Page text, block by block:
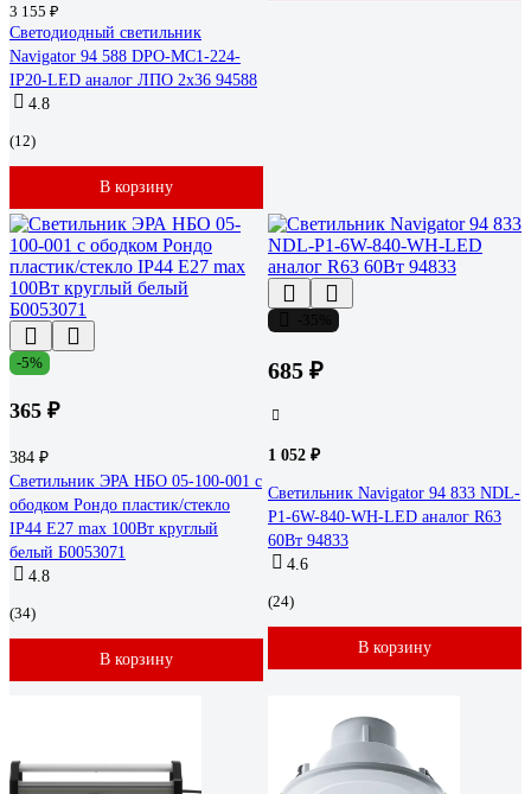
3 155 ₽
Светодиодный светильник
Navigator 94 588 DPO-MC1-224-
IP20-LED аналог ЛПО 2х36 94588
4.8
(12)
В корзину
-5%
365 ₽
384 ₽
Светильник ЭРА НБО 05-100-001 с
ободком Рондо пластик/стекло
IP44 E27 max 100Вт круглый
белый Б0053071
4.8
(34)
В корзину
685 ₽
1 052 ₽
Светильник Navigator 94 833 NDL-
P1-6W-840-WH-LED аналог R63
60Вт 94833
4.6
(24)
В корзину